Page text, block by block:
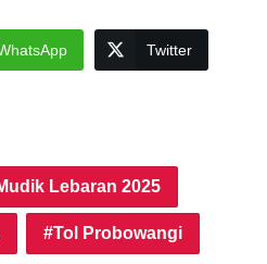
Twitter
Lebaran 2025
Tol Probowangi